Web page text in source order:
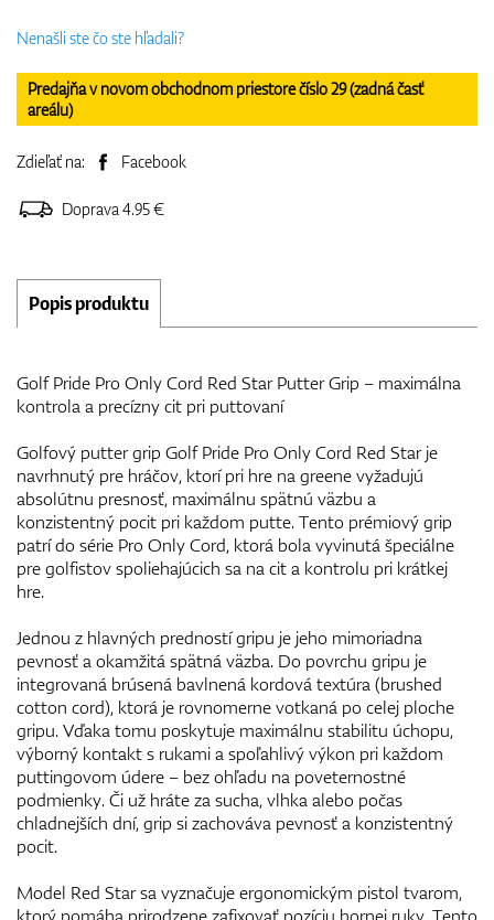
Nenašli ste čo ste hľadali?
Predajňa v novom obchodnom priestore číslo 29 (zadná časť
areálu)
Zdieľať na: Facebook
Doprava 4.95 €
Popis produktu
Golf Pride Pro Only Cord Red Star Putter Grip – maximálna
kontrola a precízny cit pri puttovaní
Golfový putter grip Golf Pride Pro Only Cord Red Star je
navrhnutý pre hráčov, ktorí pri hre na greene vyžadujú
absolútnu presnosť, maximálnu spätnú väzbu a
konzistentný pocit pri každom putte. Tento prémiový grip
patrí do série Pro Only Cord, ktorá bola vyvinutá špeciálne
pre golfistov spoliehajúcich sa na cit a kontrolu pri krátkej
hre.
Jednou z hlavných predností gripu je jeho mimoriadna
pevnosť a okamžitá spätná väzba. Do povrchu gripu je
integrovaná brúsená bavlnená kordová textúra (brushed
cotton cord), ktorá je rovnomerne votkaná po celej ploche
gripu. Vďaka tomu poskytuje maximálnu stabilitu úchopu,
výborný kontakt s rukami a spoľahlivý výkon pri každom
puttingovom údere – bez ohľadu na poveternostné
podmienky. Či už hráte za sucha, vlhka alebo počas
chladnejších dní, grip si zachováva pevnosť a konzistentný
pocit.
Model Red Star sa vyznačuje ergonomickým pistol tvarom,
ktorý pomáha prirodzene zafixovať pozíciu hornej ruky. Tento